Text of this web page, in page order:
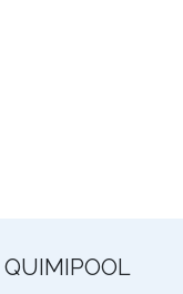
QUIMIPOOL